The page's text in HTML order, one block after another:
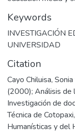
Keywords
INVESTIGACIÓN
UNIVERSIDAD
Citation
Cayo Chiluisa,
(2000); Análisis de
Investigación de
Técnica de
Humanísticas y del